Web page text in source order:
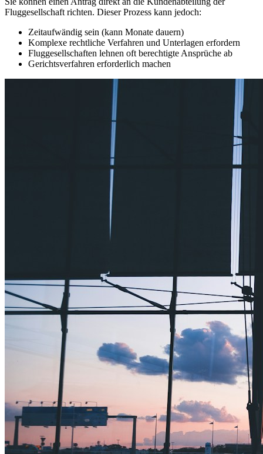
Fluggesellschaft richten. Dieser Prozess kann jedoch:
Zeitaufwändig sein (kann Monate dauern)
Komplexe rechtliche Verfahren und Unterlagen erfordern
Fluggesellschaften lehnen oft berechtigte Ansprüche ab
Gerichtsverfahren erforderlich machen